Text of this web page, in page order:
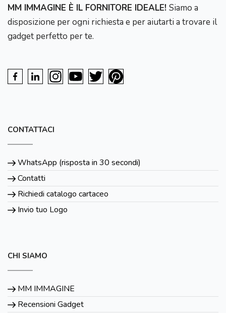
MM IMMAGINE È IL FORNITORE IDEALE! Siamo a
disposizione per ogni richiesta e per aiutarti a trovare il
gadget perfetto per te.
CONTATTACI
WhatsApp (risposta in 30 secondi)
Contatti
Richiedi catalogo cartaceo
Invio tuo Logo
CHI SIAMO
MM IMMAGINE
Recensioni Gadget